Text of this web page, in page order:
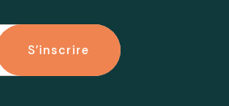
S'inscrire